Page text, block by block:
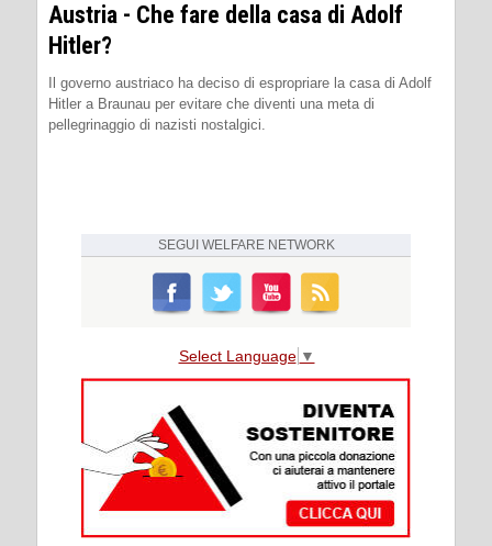
Austria - Che fare della casa di Adolf
Hitler?
Il governo austriaco ha deciso di espropriare la casa di Adolf
Hitler a Braunau per evitare che diventi una meta di
pellegrinaggio di nazisti nostalgici.
SEGUI WELFARE NETWORK
Select Language ▼